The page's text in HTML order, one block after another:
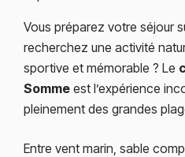
Vous préparez votre séjour
recherchez une activité
sportive et mémorable ? Le
Sommeest l’expérience
pleinement des grandes
Entre vent marin, sable